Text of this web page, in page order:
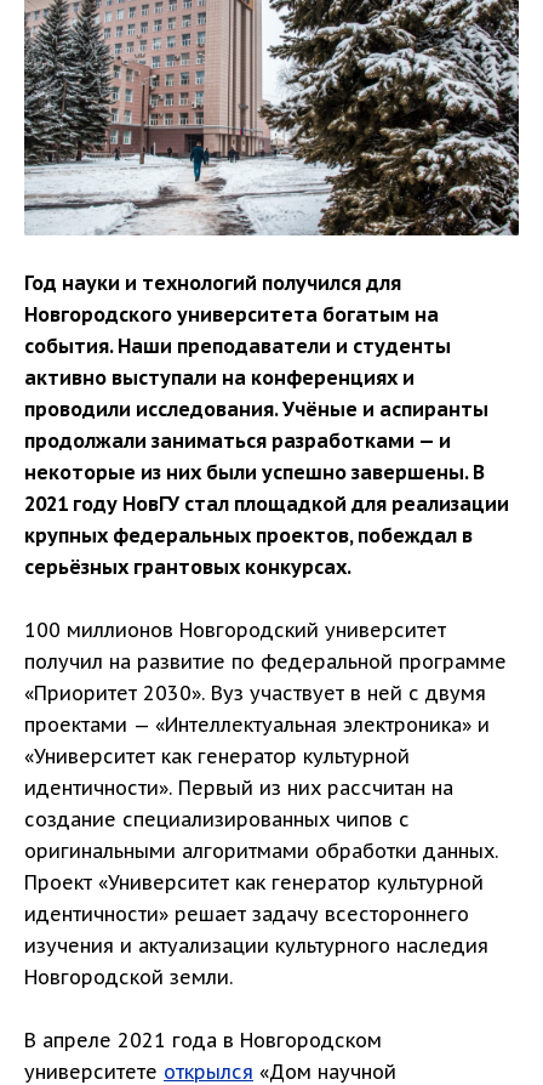
Год науки и технологий получился для
Новгородского университета богатым на
события. Наши преподаватели и студенты
активно выступали на конференциях и
проводили исследования. Учёные и аспиранты
продолжали заниматься разработками — и
некоторые из них были успешно завершены. В
2021 году НовГУ стал площадкой для реализации
крупных федеральных проектов, побеждал в
серьёзных грантовых конкурсах.
100 миллионов Новгородский университет
получил на развитие по федеральной программе
«Приоритет 2030». Вуз участвует в ней с двумя
проектами — «Интеллектуальная электроника» и
«Университет как генератор культурной
идентичности». Первый из них рассчитан на
создание специализированных чипов с
оригинальными алгоритмами обработки данных.
Проект «Университет как генератор культурной
идентичности» решает задачу всестороннего
изучения и актуализации культурного наследия
Новгородской земли.
В апреле 2021 года в Новгородском
университете открылся «Дом научной